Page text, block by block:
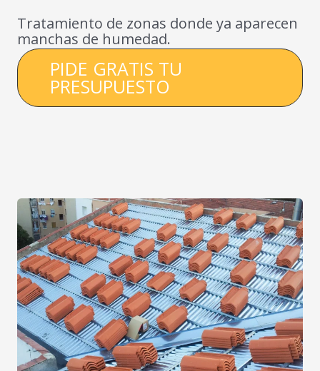
Tratamiento de zonas donde ya aparecen
manchas de humedad.
PIDE GRATIS TU
PRESUPUESTO